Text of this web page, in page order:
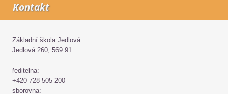
Kontakt
Základní škola Jedlová
Jedlová 260, 569 91
ředitelna:
+420 728 505 200
sborovna: